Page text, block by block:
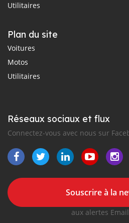
Utilitaires
Plan du site
Voitures
Motos
Utilitaires
Réseaux sociaux et flux
Connectez-vous avec nous sur
Souscrire à la
aux alertes